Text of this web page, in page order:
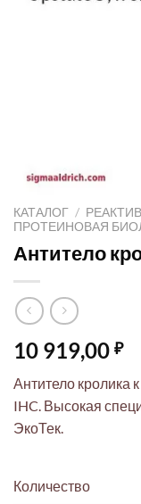
КАТАЛОГ /
ПРОТЕИНОВАЯ
Антитело
10 919,00 ₽
Антитело кролика
IHC. Высокая
ЭкоТек.
Количество